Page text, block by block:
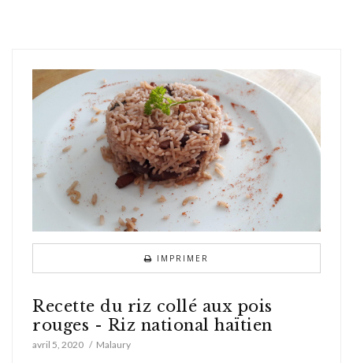
IMPRIMER
Recette du riz collé aux pois
rouges - Riz national haïtien
avril 5, 2020 Malaury